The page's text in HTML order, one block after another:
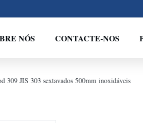
NÓS CONTACTE-NOS
309 JIS 303 sextavados 500mm inoxidáveis